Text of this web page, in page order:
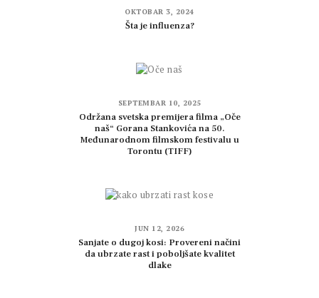
OKTOBAR 3, 2024
Šta je influenza?
SEPTEMBAR 10, 2025
Održana svetska premijera filma „Oče
naš“ Gorana Stankovića na 50.
Međunarodnom filmskom festivalu u
Torontu (TIFF)
JUN 12, 2026
Sanjate o dugoj kosi: Provereni načini
da ubrzate rast i poboljšate kvalitet
dlake